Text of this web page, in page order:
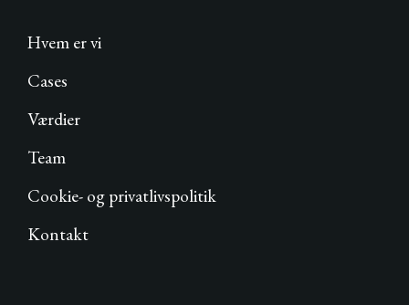
Hvem er vi
Cases
Værdier
Team
Cookie- og privatlivspolitik
Kontakt